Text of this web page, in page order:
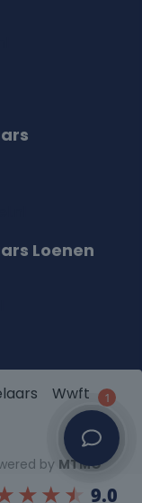
Loenen
Wwft
by MTMO
1